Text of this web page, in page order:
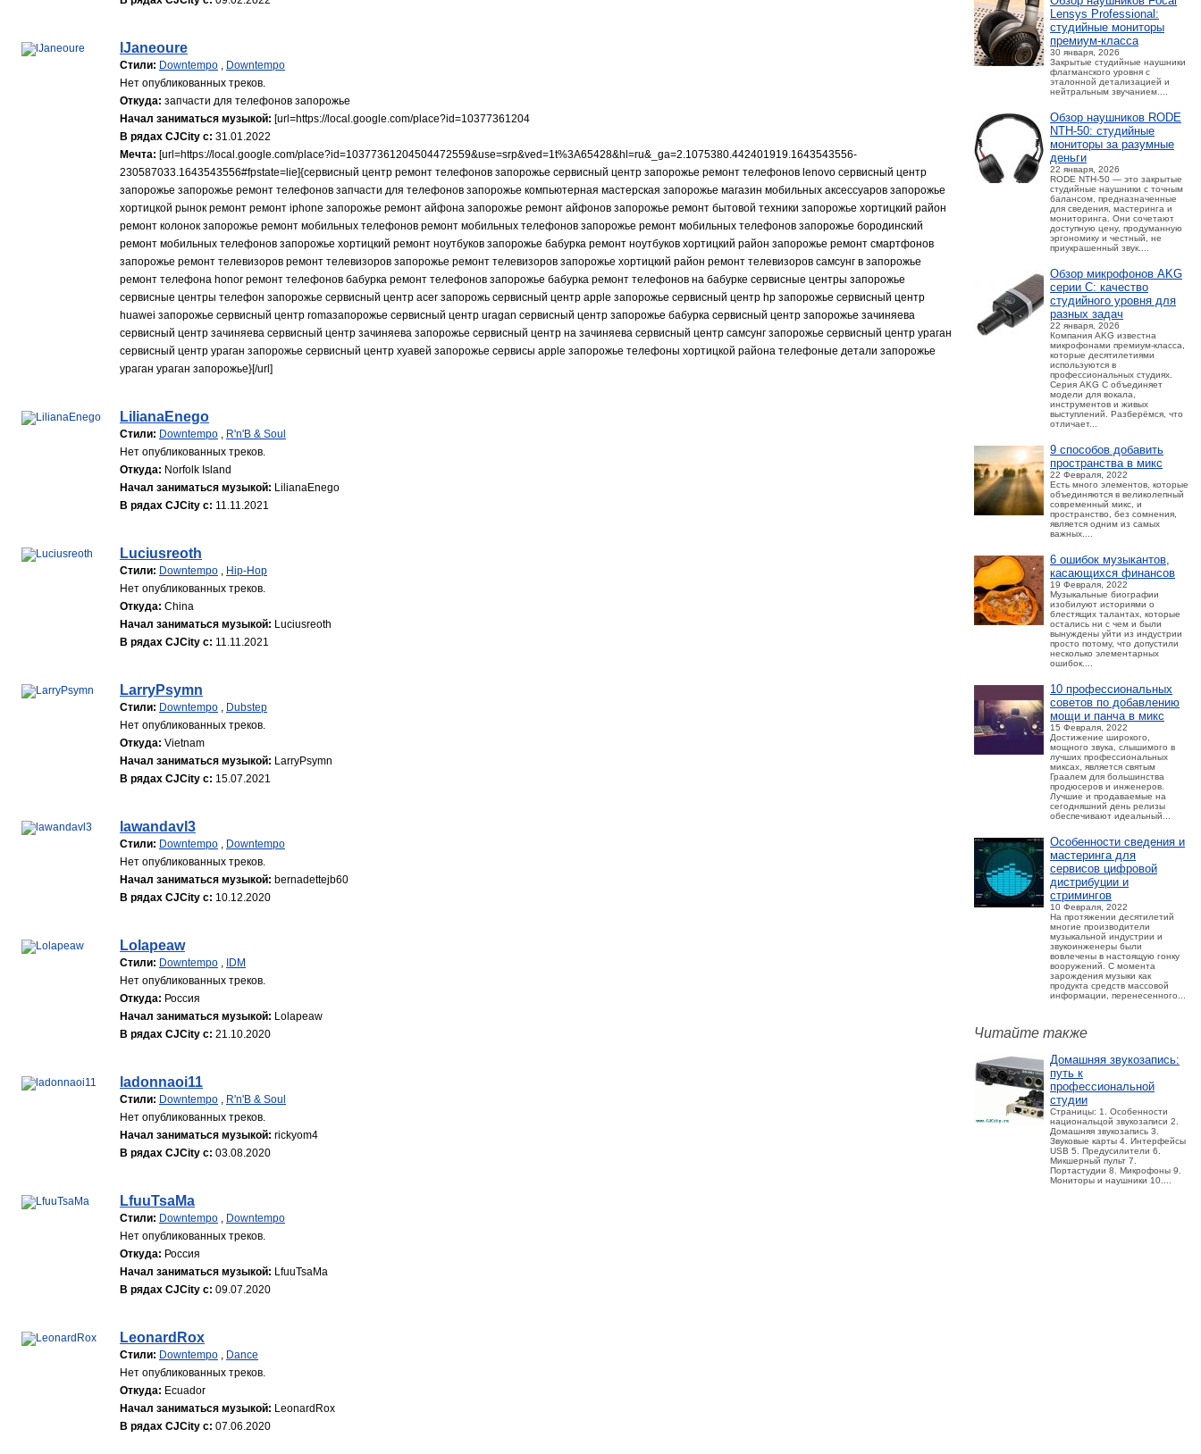
Lensys Professional:
студийные мониторы
премиум‑класса
30 января, 2026
Закрытые студийные наушники
флагманского уровня с
эталонной детализацией и
нейтральным звучанием....
Обзор наушников RODE
NTH-50: студийные
мониторы за разумные
деньги
22 января, 2026
RODE NTH-50 — это закрытые
студийные наушники с точным
балансом, предназначенные
для сведения, мастеринга и
мониторинга. Они сочетают
доступную цену, продуманную
эргономику и честный, не
приукрашенный звук....
Обзор микрофонов AKG
серии C: качество
студийного уровня для
разных задач
22 января, 2026
Компания AKG известна
микрофонами премиум-класса,
которые десятилетиями
используются в
профессиональных студиях.
Серия AKG C объединяет
модели для вокала,
инструментов и живых
выступлений. Разберёмся, что
отличает...
9 способов добавить
пространства в микс
22 Февраля, 2022
Есть много элементов, которые
объединяются в великолепный
современный микс, и
пространство, без сомнения,
является одним из самых
важных....
6 ошибок музыкантов,
касающихся финансов
19 Февраля, 2022
Музыкальные биографии
изобилуют историями о
блестящих талантах, которые
остались ни с чем и были
вынуждены уйти из индустрии
просто потому, что допустили
несколько элементарных
ошибок....
10 профессиональных
советов по добавлению
мощи и панча в микс
15 Февраля, 2022
Достижение широкого,
мощного звука, слышимого в
лучших профессиональных
миксах, является святым
Граалем для большинства
продюсеров и инженеров.
Лучшие и продаваемые на
сегодняшний день релизы
обеспечивают идеальный...
Особенности сведения и
мастеринга для
сервисов цифровой
дистрибуции и
стримингов
10 Февраля, 2022
На протяжении десятилетий
многие производители
музыкальной индустрии и
звукоинженеры были
вовлечены в настоящую гонку
вооружений. С момента
зарождения музыки как
продукта средств массовой
информации, перенесенного...
Читайте также
Домашняя звукозапись:
путь к
профессиональной
студии
Страницы: 1. Особенности
национальцой звукозаписи 2.
Домашняя звукозапись 3.
Звуковые карты 4. Интерфейсы
USB 5. Предусилители 6.
Микшерный пульт 7.
Портастудии 8. Микрофоны 9.
Мониторы и наушники 10....
lJaneoure
Стили: Downtempo , Downtempo
Нет опубликованных треков.
Откуда: запчасти для телефонов запорожье
Начал заниматься музыкой: [url=https://local.google.com/place?id=10377361204
В рядах CJCity с: 31.01.2022
Мечта: [url=https://local.google.com/place?id=10377361204504472559&use=srp&ved=1t%3A65428&hl=ru&_ga=2.1075380.442401919.1643543556-
230587033.1643543556#fpstate=lie]{сервисный центр ремонт телефонов запорожье сервисный центр запорожье ремонт телефонов lenovo сервисный центр
запорожье запорожье ремонт телефонов запчасти для телефонов запорожье компьютерная мастерская запорожье магазин мобильных аксессуаров запорожье
хортицкой рынок ремонт ремонт iphone запорожье ремонт айфона запорожье ремонт айфонов запорожье ремонт бытовой техники запорожье хортицкий район
ремонт колонок запорожье ремонт мобильных телефонов ремонт мобильных телефонов запорожье ремонт мобильных телефонов запорожье бородинский
ремонт мобильных телефонов запорожье хортицкий ремонт ноутбуков запорожье бабурка ремонт ноутбуков хортицкий район запорожье ремонт смартфонов
запорожье ремонт телевизоров ремонт телевизоров запорожье ремонт телевизоров запорожье хортицкий район ремонт телевизоров самсунг в запорожье
ремонт телефона honor ремонт телефонов бабурка ремонт телефонов запорожье бабурка ремонт телефонов на бабурке сервисные центры запорожье
сервисные центры телефон запорожье сервисный центр acer запорожь сервисный центр apple запорожье сервисный центр hp запорожье сервисный центр
huawei запорожье сервисный центр romaзапорожье сервисный центр uragan сервисный центр запорожье бабурка сервисный центр запорожье зачиняева
сервисный центр зачиняева сервисный центр зачиняева запорожье сервисный центр на зачиняева сервисный центр самсунг запорожье сервисный центр ураган
сервисный центр ураган запорожье сервисный центр хуавей запорожье сервисы apple запорожье телефоны хортицкой района телефоные детали запорожье
ураган ураган запорожье}[/url]
LilianaEnego
Стили: Downtempo , R'n'B & Soul
Нет опубликованных треков.
Откуда: Norfolk Island
Начал заниматься музыкой: LilianaEnego
В рядах CJCity с: 11.11.2021
Luciusreoth
Стили: Downtempo , Hip-Hop
Нет опубликованных треков.
Откуда: China
Начал заниматься музыкой: Luciusreoth
В рядах CJCity с: 11.11.2021
LarryPsymn
Стили: Downtempo , Dubstep
Нет опубликованных треков.
Откуда: Vietnam
Начал заниматься музыкой: LarryPsymn
В рядах CJCity с: 15.07.2021
lawandavl3
Стили: Downtempo , Downtempo
Нет опубликованных треков.
Начал заниматься музыкой: bernadettejb60
В рядах CJCity с: 10.12.2020
Lolapeaw
Стили: Downtempo , IDM
Нет опубликованных треков.
Откуда: Россия
Начал заниматься музыкой: Lolapeaw
В рядах CJCity с: 21.10.2020
ladonnaoi11
Стили: Downtempo , R'n'B & Soul
Нет опубликованных треков.
Начал заниматься музыкой: rickyom4
В рядах CJCity с: 03.08.2020
LfuuTsaMa
Стили: Downtempo , Downtempo
Нет опубликованных треков.
Откуда: Россия
Начал заниматься музыкой: LfuuTsaMa
В рядах CJCity с: 09.07.2020
LeonardRox
Стили: Downtempo , Dance
Нет опубликованных треков.
Откуда: Ecuador
Начал заниматься музыкой: LeonardRox
В рядах CJCity с: 07.06.2020